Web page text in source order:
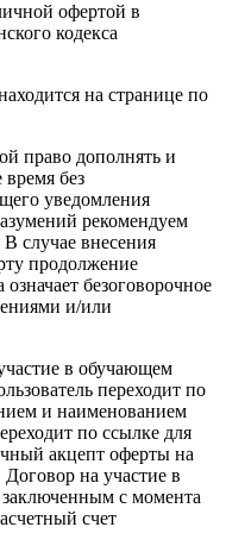
офертой в
кодекса
на странице по
право дополнять и
без
уведомления
рекомендуем
случае внесения
продолжение
безоговорочное
и/или
в обучающем
переходит по
и наименованием
по ссылке для
акцепт оферты на
на участие в
с момента
счет